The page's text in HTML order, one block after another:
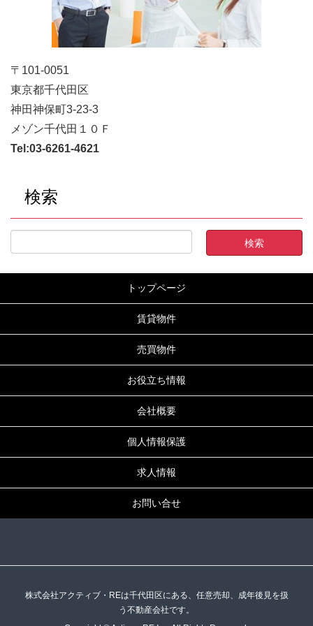
〒101-0051
東京都千代田区
神田神保町3-23-3
メゾン千代田１０Ｆ
Tel:03-6261-4621
検索
トップページ
賃貸物件
売買物件
お役立ち情報
会社概要
個人情報保護
求人情報
お問い合せ
株式会社アクティブ・REは千代田区にある、任意売却、成年後見を扱
う不動産会社です。